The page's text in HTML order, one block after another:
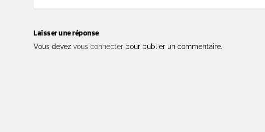
Laisser une réponse
Vous devezvous connecter pour publier un commentaire.